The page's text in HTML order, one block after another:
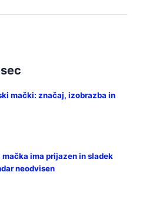
mački: značaj, izobrazba in
ima prijazen in sladek
neodvisen